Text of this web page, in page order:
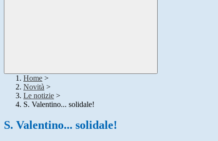
Home >
Novità >
Le notizie >
S. Valentino... solidale!
S. Valentino... solidale!